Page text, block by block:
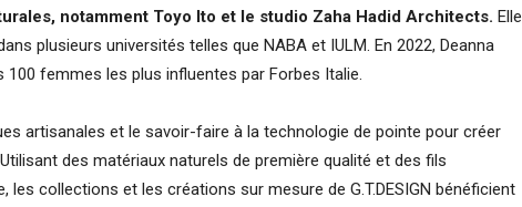
notamment Toyo Ito et le studio Zaha Hadid Architects. Elle
plusieurs universités telles que NABA et IULM. En 2022, Deanna
100 femmes les plus influentes par Forbes Italie.
artisanales et le savoir-faire à la technologie de pointe pour créer
des matériaux naturels de première qualité et des fils
les collections et les créations sur mesure de G.T.DESIGN bénéficient